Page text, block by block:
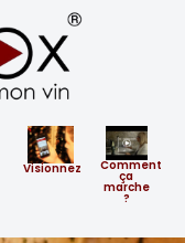
Visionnez Comment
ça
marche
?